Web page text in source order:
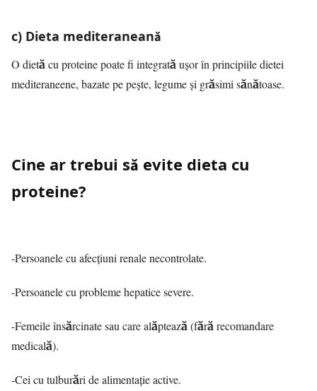
c) Dieta mediteraneană
O dietă cu proteine poate fi integrată ușor în principiile dietei
mediteraneene, bazate pe pește, legume și grăsimi sănătoase.
Cine ar trebui să evite dieta cu
proteine?
-Persoanele cu afecțiuni renale necontrolate.
-Persoanele cu probleme hepatice severe.
-Femeile însărcinate sau care alăptează (fără recomandare
medicală).
-Cei cu tulburări de alimentație active.